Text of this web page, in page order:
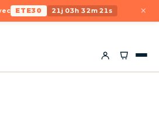
ETE30 21j 03h 32m 21s ×